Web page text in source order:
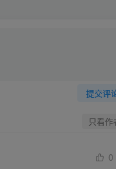
几乎全部湿了。虽然只
（后来才知道因为害羞）
用力的打，妹妹的身体继
提交评
只看作
0